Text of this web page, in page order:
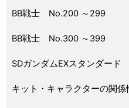
BB戦士 No.200 ～299
BB戦士 No.300 ～399
SDガンダムEXスタンダード
キット・キャラクターの関係